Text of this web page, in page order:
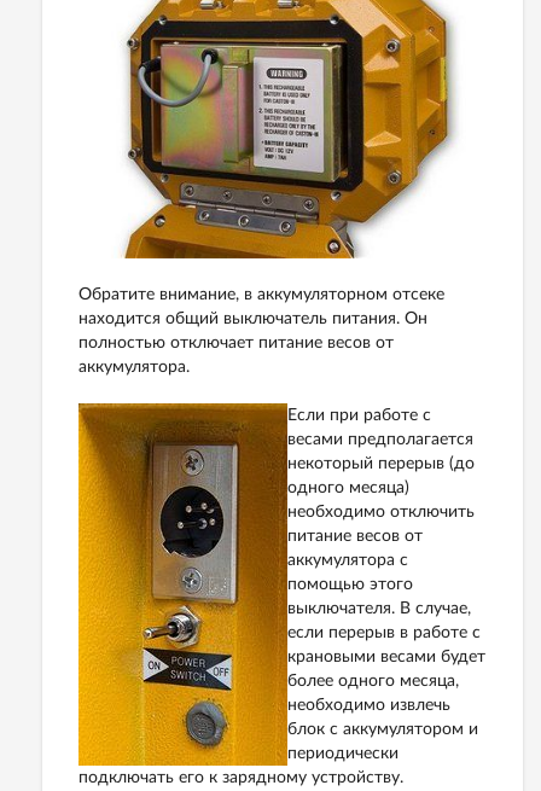
Обратите внимание, в аккумуляторном отсеке
находится общий выключатель питания. Он
полностью отключает питание весов от
аккумулятора.
Если при работе с
весами предполагается
некоторый перерыв (до
одного месяца)
необходимо отключить
питание весов от
аккумулятора с
помощью этого
выключателя. В случае,
если перерыв в работе с
крановыми весами будет
более одного месяца,
необходимо извлечь
блок с аккумулятором и
периодически
подключать его к зарядному устройству.